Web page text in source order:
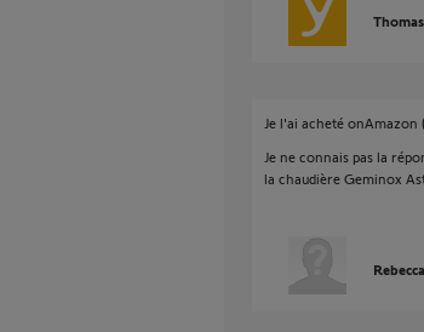
Je l'ai acheté onAmazon
Je ne connais pas la
la chaudière Geminox